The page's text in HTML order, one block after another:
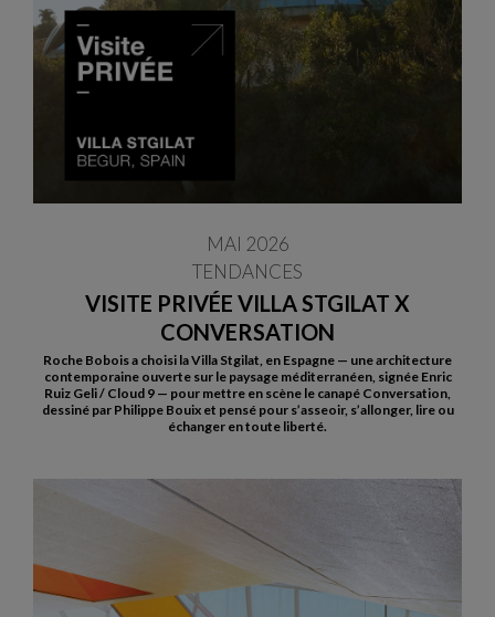
VISITE PRIVÉE VILLA STGILAT X
CONVERSATION
MAI 2026
TENDANCES
Roche Bobois a choisi la Villa Stgilat, en Espagne — une architecture
contemporaine ouverte sur le paysage méditerranéen, signée Enric
Ruiz Geli / Cloud 9 — pour mettre en scène le canapé Conversation,
dessiné par Philippe Bouix et pensé pour s’asseoir, s’allonger, lire ou
échanger en toute liberté.